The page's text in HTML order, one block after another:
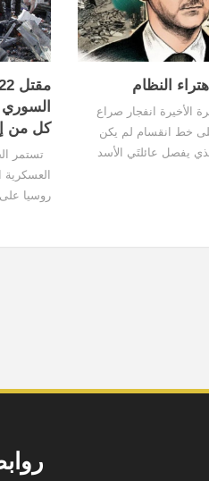
النظام
الأخيرة انفجار صراع
خط انقسام لم يكن
يفصل عائلتَي الأسد
كل من
تستمر
روسيا